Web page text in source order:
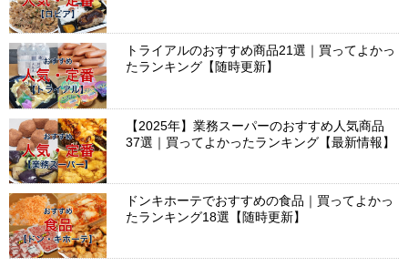
トライアルのおすすめ商品21選｜買ってよかっ
たランキング【随時更新】
【2025年】業務スーパーのおすすめ人気商品
37選｜買ってよかったランキング【最新情報】
ドンキホーテでおすすめの食品｜買ってよかっ
たランキング18選【随時更新】